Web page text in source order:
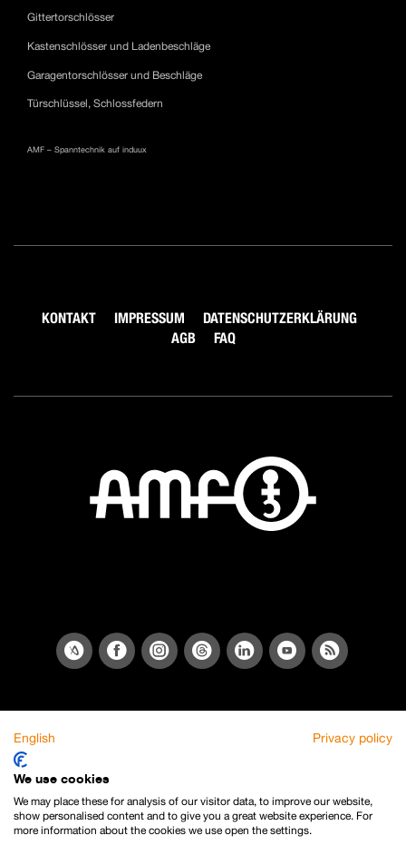
Gittertorschlösser
Kastenschlösser und Ladenbeschläge
Garagentorschlösser und Beschläge
Türschlüssel, Schlossfedern
AMF – Spanntechnik auf induux
KONTAKT IMPRESSUM
DATENSCHUTZERKLÄRUNG
AGB
FAQ
English Privacy policy
We use cookies
We may place these for analysis of our visitor data, to improve our website,
show personalised content and to give you a great website experience. For
more information about the cookies we use open the settings.